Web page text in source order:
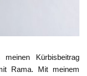
Kürbisbeitrag
Rama. Mit meinem